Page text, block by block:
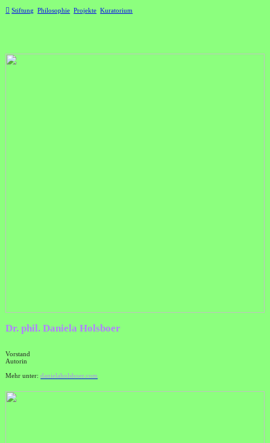
︎ Stiftung Philosophie Projekte Kuratorium
Dr. phil. Daniela Holsboer
Vorstand
Autorin
Mehr unter:danielaholsboer.com